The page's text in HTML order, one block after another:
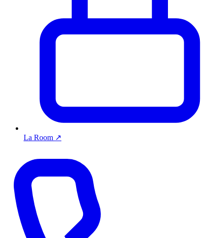
La Room ↗